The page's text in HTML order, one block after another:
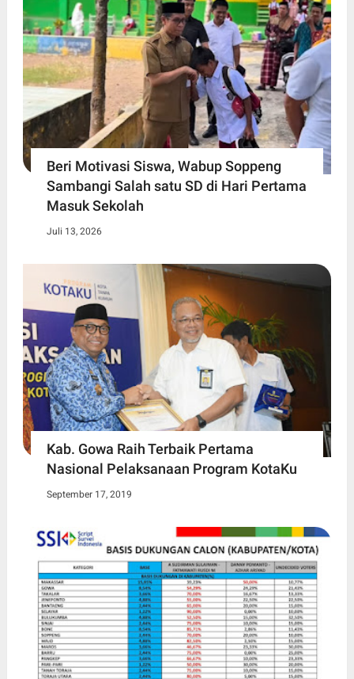
Beri Motivasi Siswa, Wabup Soppeng
Sambangi Salah satu SD di Hari Pertama
Masuk Sekolah
Juli 13, 2026
Kab. Gowa Raih Terbaik Pertama
Nasional Pelaksanaan Program KotaKu
September 17, 2019